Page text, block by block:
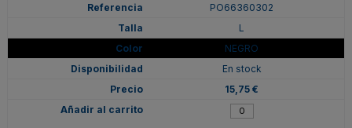
PO66360302
L
NEGRO
En stock
15,75 €